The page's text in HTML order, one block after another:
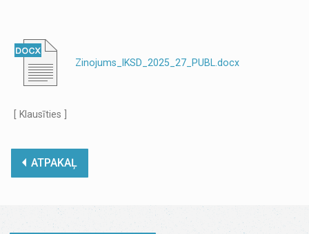
Zinojums_IKSD_2025_27_PUBL.docx
[ Klausīties ]
ATPAKAĻ